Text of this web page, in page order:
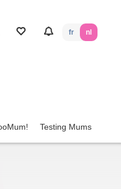
fr nl
Testing Mums